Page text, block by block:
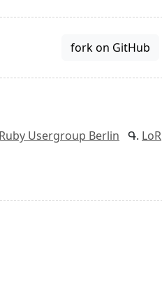
fork on GitHub
Ruby Usergroup Berlin LoR